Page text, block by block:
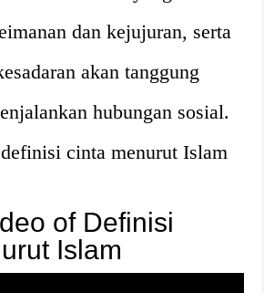
dan kejujuran, serta
akan tanggung
hubungan sosial.
cinta menurut Islam
of Definisi
Islam